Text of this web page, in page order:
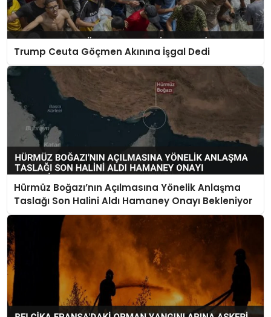
Trump Ceuta Göçmen Akınına İşgal Dedi
Hürmüz Boğazı’nın Açılmasına Yönelik Anlaşma
Taslağı Son Halini Aldı Hamaney Onayı Bekleniyor